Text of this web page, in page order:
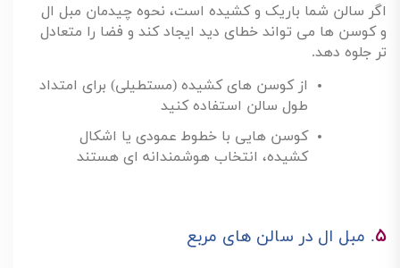
اگر سالن شما باریک و کشیده است، نحوه چیدمان مبل ال
و کوسن ها می تواند خطای دید ایجاد کند و فضا را متعادل
تر جلوه دهد.
از کوسن های کشیده (مستطیلی) برای امتداد
طول سالن استفاده کنید
کوسن هایی با خطوط عمودی یا اشکال
کشیده، انتخاب هوشمندانه ای هستند
۵. مبل ال در سالن های مربع